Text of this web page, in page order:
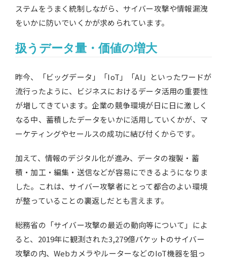
ステムをうまく統制しながら、サイバー攻撃や情報漏洩
をいかに防いでいくかが求められています。
扱うデータ量・価値の増大
昨今、「ビッグデータ」「IoT」「AI」といったワードが
流行ったように、ビジネスにおけるデータ活用の重要性
が増してきています。企業の競争環境が日に日に激しく
なる中、蓄積したデータをいかに活用していくかが、マ
ーケティングやセールスの成功に結び付くからです。
加えて、情報のデジタル化が進み、データの複製・蓄
積・加工・編集・送信などが容易にできるようになりま
した。これは、サイバー攻撃者にとって都合のよい環境
が整っていることの裏返しだとも言えます。
総務省の「サイバー攻撃の最近の動向等について」によ
ると、2019年に観測された3,279億パケットのサイバー
攻撃の内、WebカメラやルーターなどのIoT機器を狙っ